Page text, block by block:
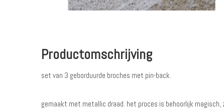
Productomschrijving
set van 3 geborduurde broches met pin-back.
gemaakt met metallic draad. het proces is behoorlijk